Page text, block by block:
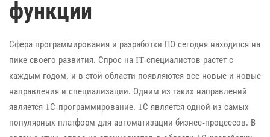
функции
Сфера программирования и разработки ПО сегодня находится на
пике своего развития. Спрос на IT-специалистов растет с
каждым годом, и в этой области появляются все новые и новые
направления и специализации. Одним из таких направлений
является 1С-программирование. 1С является одной из самых
популярных платформ для автоматизации бизнес-процессов. В